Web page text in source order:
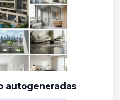
autogeneradas